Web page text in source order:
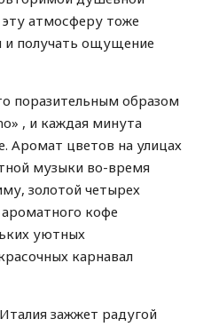
атмосферу тоже
и получать ощущение
поразительным образом
, и каждая минута
Аромат цветов на улицах
музыки во-время
золотой четырех
кофе
уютных
карнавал
зажжет радугой